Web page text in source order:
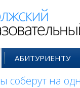
АБИТУРИЕНТУ
соберут на